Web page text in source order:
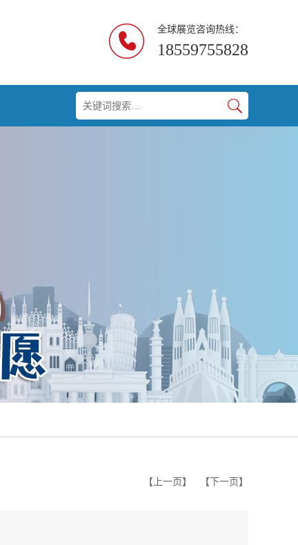
全球展览咨询热线：
18559755828
【上一页】 【下一页】